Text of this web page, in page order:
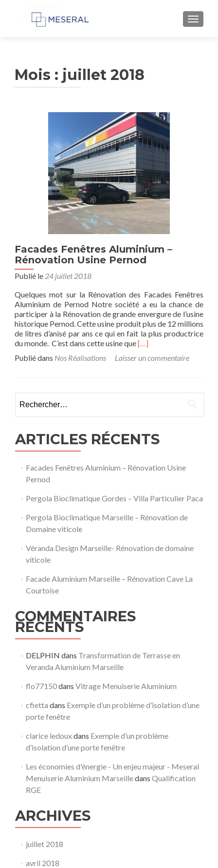
Mois : juillet 2018
Facades Fenêtres Aluminium –
Rénovation Usine Pernod
Publié le 24 juillet 2018
Quelques mot sur la Rénovation des Facades Fenêtres
Aluminium de Pernod Notre société a eu la chance de
participer à la Rénovation de grande envergure de l’usine
historique Pernod. Cette usine produit plus de 12 millions
de litres d’anisé par ans ce qui en fait la plus productrice
du monde. C’est dans cette usine queRead
about
Aluminium
[…]
Publié dans Nos Réalisations Laisser un commentaire
ARTICLES RÉCENTS
Facades Fenêtres Aluminium – Rénovation Usine
Pernod
Pergola Bioclimatique Gordes – Villa Particulier Paca
Pergola Bioclimatique Marseille – Rénovation de
Domaine viticole
Véranda Design Marseille- Rénovation de domaine
viticole
Facade Aluminium Marseille – Rénovation Cave La
Courtoise
COMMENTAIRES
RÉCENTS
DELPHIN dans Transformation de Terrasse en
Veranda Aluminium Marseille
flo77150dans Vitrage Menuiserie Aluminium
cfietta dans Exemple d’un problème d’isolation d’une
porte fenêtre
clarice ledouxdans Exemple d’un problème
d’isolation d’une porte fenêtre
Les économies d'énergie - Un enjeu majeur - Meseral
Menuiserie Aluminium Marseilledans Qualification
RGE
ARCHIVES
juillet 2018
avril 2018